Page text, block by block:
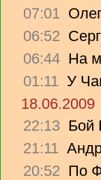
07:01
06:52
06:44 На
01:11 У
18.06.2009
22:13 Бой
21:11
20:52 По